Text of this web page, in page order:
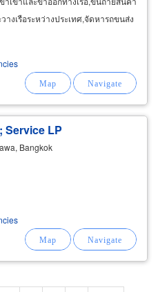
งเรือระหว่างประเทศ,จัดหารถขนส่ง
Service LP
Bangkok